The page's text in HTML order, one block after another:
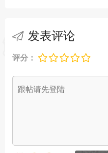
Amiga Zoom .zom
发表评论
评分：